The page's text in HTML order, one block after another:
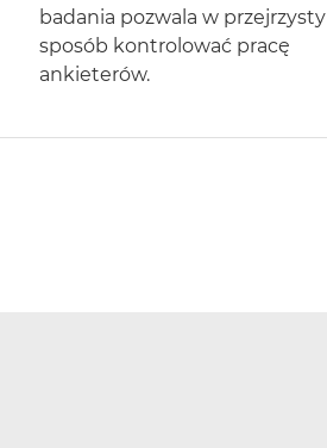
badania pozwala w przejrzysty
sposób kontrolować pracę
ankieterów.